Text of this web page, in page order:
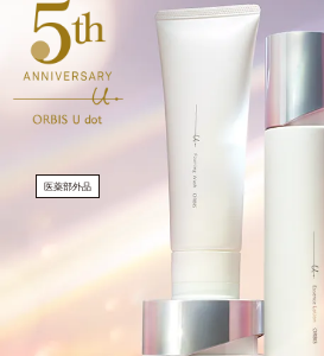
医薬部外品